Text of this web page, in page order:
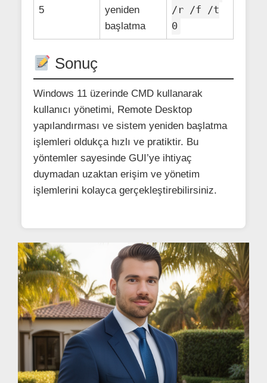
5
yeniden
başlatma
/r /f /t
0
Sonuç
Windows 11 üzerinde CMD kullanarak
kullanıcı yönetimi, Remote Desktop
yapılandırması ve sistem yeniden başlatma
işlemleri oldukça hızlı ve pratiktir. Bu
yöntemler sayesinde GUI’ye ihtiyaç
duymadan uzaktan erişim ve yönetim
işlemlerini kolayca gerçekleştirebilirsiniz.